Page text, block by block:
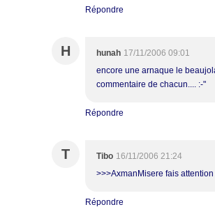
Répondre
H hunah 17/11/2006 09:01
encore une arnaque le
commentaire de chacun.... :-"
Répondre
T Tibo 16/11/2006 21:24
>>>AxmanMisere fais
Répondre